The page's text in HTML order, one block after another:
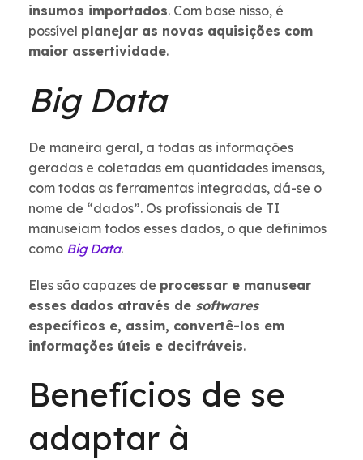
insumos importados. Com base nisso, é
possível planejar as novas aquisições com
maior assertividade.
Big Data
De maneira geral, a todas as informações
geradas e coletadas em quantidades imensas,
com todas as ferramentas integradas, dá-se o
nome de “dados”. Os profissionais de TI
manuseiam todos esses dados, o que definimos
como Big Data.
Eles são capazes de processar e manusear
esses dados através de softwares
específicos e, assim, convertê-los em
informações úteis e decifráveis.
Benefícios de se
adaptar à